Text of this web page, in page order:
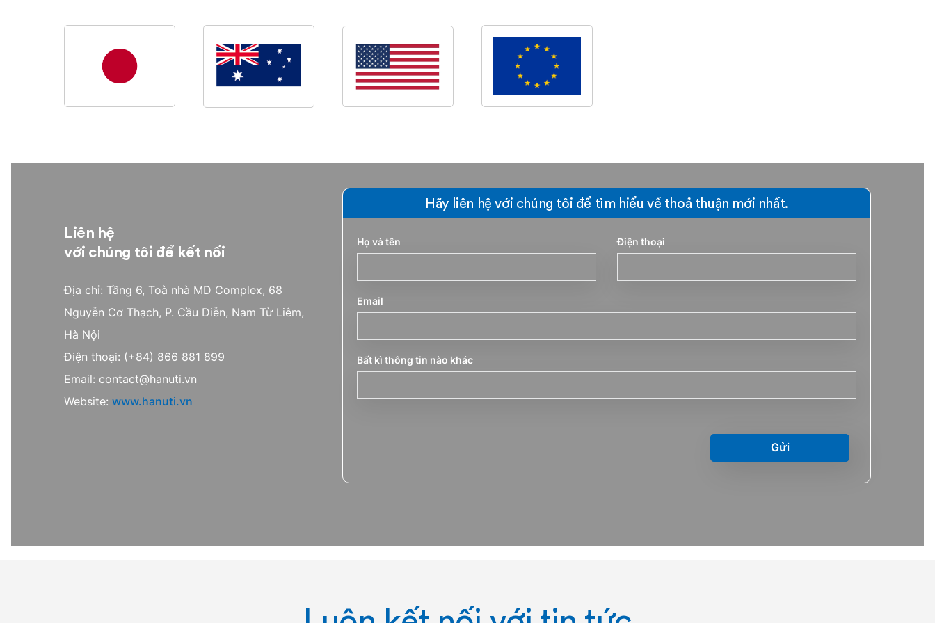
Liên hệ
với chúng tôi để kết nối
Địa chỉ: Tầng 6, Toà nhà MD Complex, 68
Nguyễn Cơ Thạch, P. Cầu Diễn, Nam Từ Liêm,
Hà Nội
Điện thoại: (+84) 866 881 899
Email: contact@hanuti.vn
Website: www.hanuti.vn
Hãy liên hệ với chúng tôi để tìm hiểu về thoả thuận mới nhất.
Họ và tên Điện thoại
Email
Bất kì thông tin nào khác
Gửi